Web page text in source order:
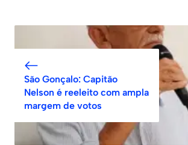
São Gonçalo: Capitão
Nelson é reeleito com ampla
margem de votos